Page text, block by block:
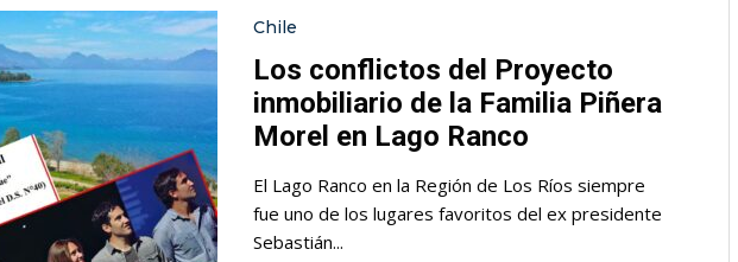
Chile
Los conflictos del Proyecto
inmobiliario de la Familia Piñera
Morel en Lago Ranco
El Lago Ranco en la Región de Los Ríos siempre
fue uno de los lugares favoritos del ex presidente
Sebastián...